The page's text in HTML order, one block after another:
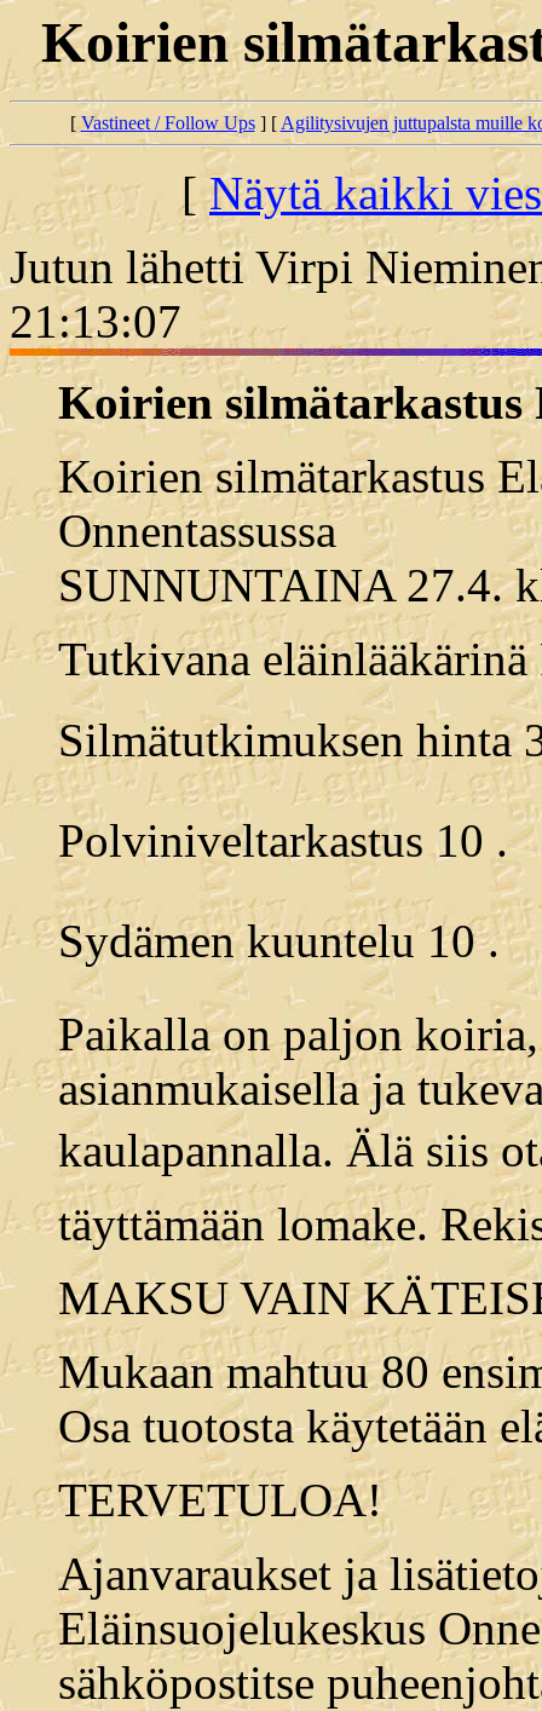
Koirien
[Vastineet / Follow Ups] [Agilitysivujen juttupalsta muille
[Näytä kaikki
Jutun lähetti Virpi
21:13:07
Koirien silmätarkastus
Koirien silmätarkastus
Onnentassussa
SUNNUNTAINA 27.4.
Tutkivana
Silmätutkimuksen hinta
Polviniveltarkastus 10 .
Sydämen kuuntelu 10 .
Paikalla on paljon
asianmukaisella ja
kaulapannalla. Älä siis
täyttämään lomake.
MAKSU VAIN
Mukaan mahtuu 80
Osa tuotosta käytetään
TERVETULOA!
Ajanvaraukset ja
Eläinsuojelukeskus
sähköpostitse